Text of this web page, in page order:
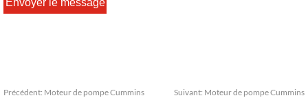
Précédent: Moteur de pompe Cummins
Suivant: Moteur de pompe Cummins